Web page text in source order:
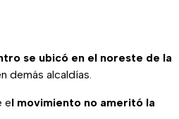
se ubicó en el noreste de la
demás alcaldías.
el movimiento no ameritó la